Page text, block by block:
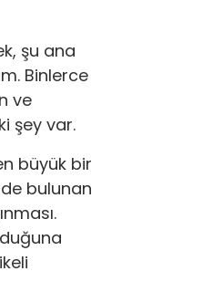
şu ana
Binlerce
ve
şey var.
büyük bir
bulunan